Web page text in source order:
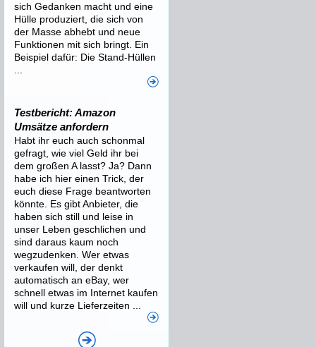
sich Gedanken macht und eine
Hülle produziert, die sich von
der Masse abhebt und neue
Funktionen mit sich bringt. Ein
Beispiel dafür: Die Stand-Hüllen
Testbericht: Amazon
Umsätze anfordern
Habt ihr euch auch schonmal
gefragt, wie viel Geld ihr bei
dem großen A lasst? Ja? Dann
habe ich hier einen Trick, der
euch diese Frage beantworten
könnte. Es gibt Anbieter, die
haben sich still und leise in
unser Leben geschlichen und
sind daraus kaum noch
wegzudenken. Wer etwas
verkaufen will, der denkt
automatisch an eBay, wer
schnell etwas im Internet kaufen
will und kurze Lieferzeiten ...